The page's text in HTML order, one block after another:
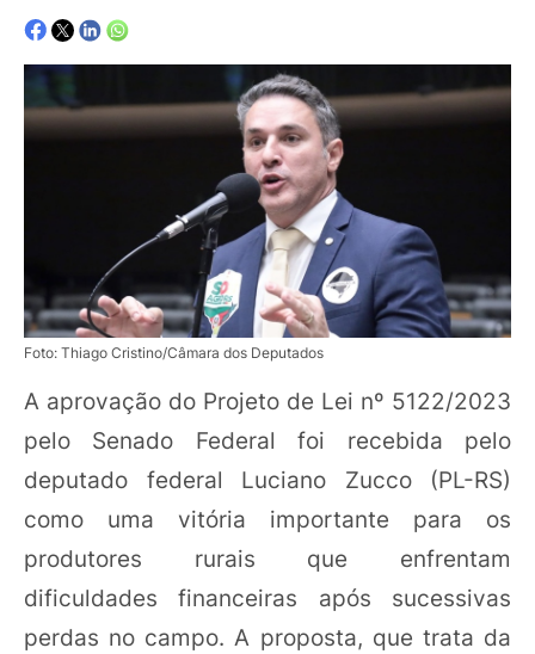
Foto: Thiago Cristino/Câmara dos Deputados
A aprovação do Projeto de Lei nº 5122/2023
pelo Senado Federal foi recebida pelo
deputado federal Luciano Zucco (PL-RS)
como uma vitória importante para os
produtores rurais que enfrentam
dificuldades financeiras após sucessivas
perdas no campo. A proposta, que trata da